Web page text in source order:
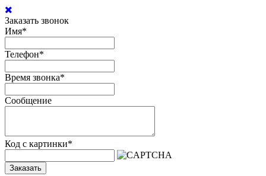
Заказать звонок
Имя*
Телефон*
Время звонка*
Сообщение
Код с картинки*
Заказать